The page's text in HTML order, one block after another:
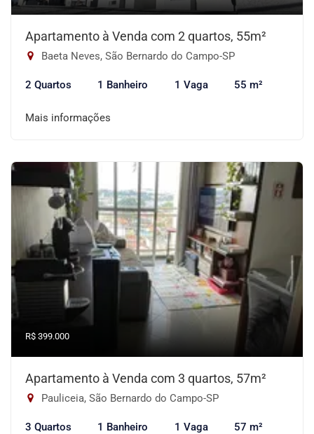
Apartamento à Venda com 2 quartos, 55m²
Baeta Neves, São Bernardo do Campo-SP
2 Quartos 1 Banheiro 1 Vaga 55 m²
Mais informações
R$ 399.000
Apartamento à Venda com 3 quartos, 57m²
Pauliceia, São Bernardo do Campo-SP
3 Quartos 1 Banheiro 1 Vaga 57 m²